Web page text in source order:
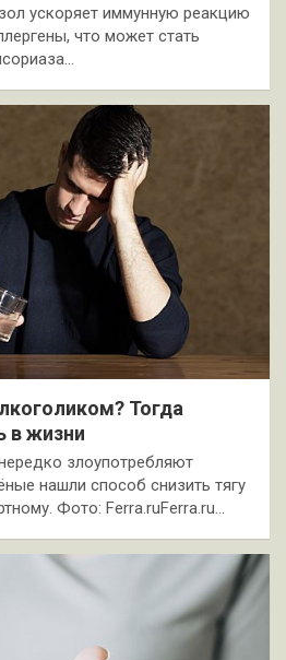
ускоряет иммунную реакцию
что может стать
Тогда
в жизни
злоупотребляют
нашли способ снизить тягу
Фото: Ferra.ruFerra.ru…